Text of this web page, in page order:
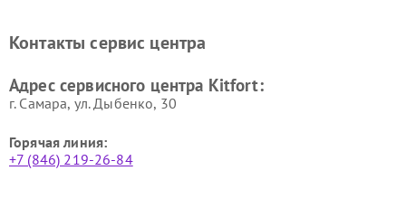
Kitfort
Kitfort
Kitfort
Kitfort
Контакты сервис центра
Адрес сервисного центра Kitfort:
г. Самара, ул. Дыбенко, 30
Горячая линия:
+7 (846) 219-26-84